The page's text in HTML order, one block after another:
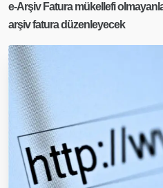
e-Arşiv Fatura mükellefi
arşiv fatura düzenleyecek